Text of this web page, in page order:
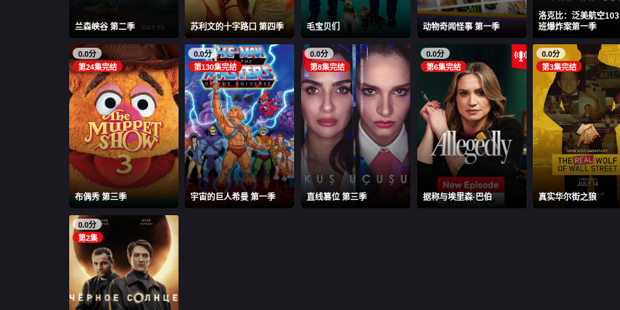
兰森峡谷 第二季 苏利文的十字路口 第四季 毛宝贝们 动物奇闻怪事 第一季
洛克比：泛美航空
班爆炸案第一季
0.0分
第24集完结
布偶秀 第三季
0.0分
第130集完结
宇宙的巨人希曼 第一季
0.0分
第8集完结
直线篡位 第三季
0.0分
第6集完结
据称与埃里森·巴伯
0.0分
第3集完结
真实华尔街之狼
0.0分
第2集